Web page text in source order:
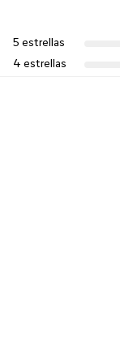
5 estrellas
4 estrellas